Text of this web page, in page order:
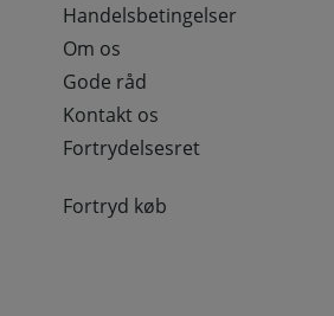
Handelsbetingelser
Om os
Gode råd
Kontakt os
Fortrydelsesret
Fortryd køb